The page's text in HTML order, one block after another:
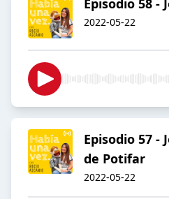
Episodio 58 -
2022-05-22
Episodio 57 -
de Potifar
2022-05-22